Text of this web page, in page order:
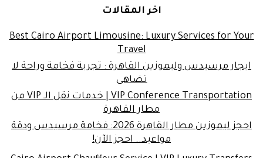
اخر المقالات
Best Cairo Airport Limousine: Luxury Services for Your
Travel
ايجار مرسيدس وليموزين القاهرة : تجربة فخامة وراحة لا
تضاهى
VIP Conference Transportation | خدمات نقل الـ VIP من
مطار القاهرة
احجز ليموزين مطار القاهرة 2026: فخامة مرسيدس ودقة
مواعيد.. احجز الآن!